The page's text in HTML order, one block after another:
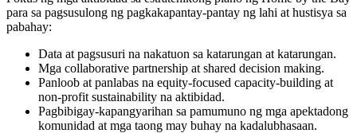
para sa pagsusulong ng pagkakapantay-pantay ng lahi at hustisya sa
pabahay:
Data at pagsusuri na nakatuon sa katarungan at katarungan.
Mga collaborative partnership at shared decision making.
Panloob at panlabas na equity-focused capacity-building at
non-profit sustainability na aktibidad.
Pagbibigay-kapangyarihan sa pamumuno ng mga apektadong
komunidad at mga taong may buhay na kadalubhasaan.